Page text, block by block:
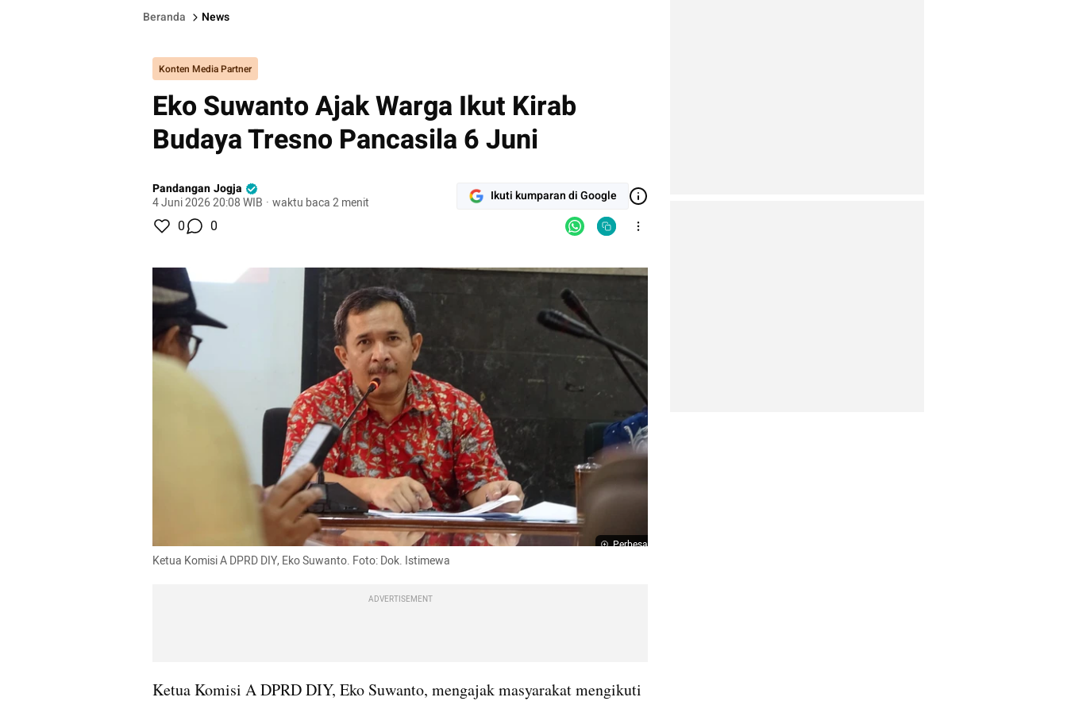
Beranda News
Konten Media Partner
Eko Suwanto Ajak Warga Ikut Kirab
Budaya Tresno Pancasila 6 Juni
Pandangan Jogja
4 Juni 2026 20:08 WIB · waktu baca 2 menit Ikuti kumparan di Google
0 0
Perbesar
Ketua Komisi A DPRD DIY, Eko Suwanto. Foto: Dok. Istimewa
ADVERTISEMENT
Ketua Komisi A DPRD DIY, Eko Suwanto, mengajak masyarakat mengikuti